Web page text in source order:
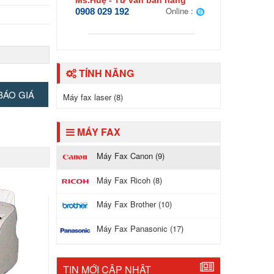
phút
GIÁ
0908 029 192 Online :
TÍNH NĂNG
Máy fax laser (8)
MÁY FAX
Máy Fax Canon (9)
Máy Fax Ricoh (8)
Máy Fax Brother (10)
Máy Fax Panasonic (17)
TIN MỚI CẬP NHẬT